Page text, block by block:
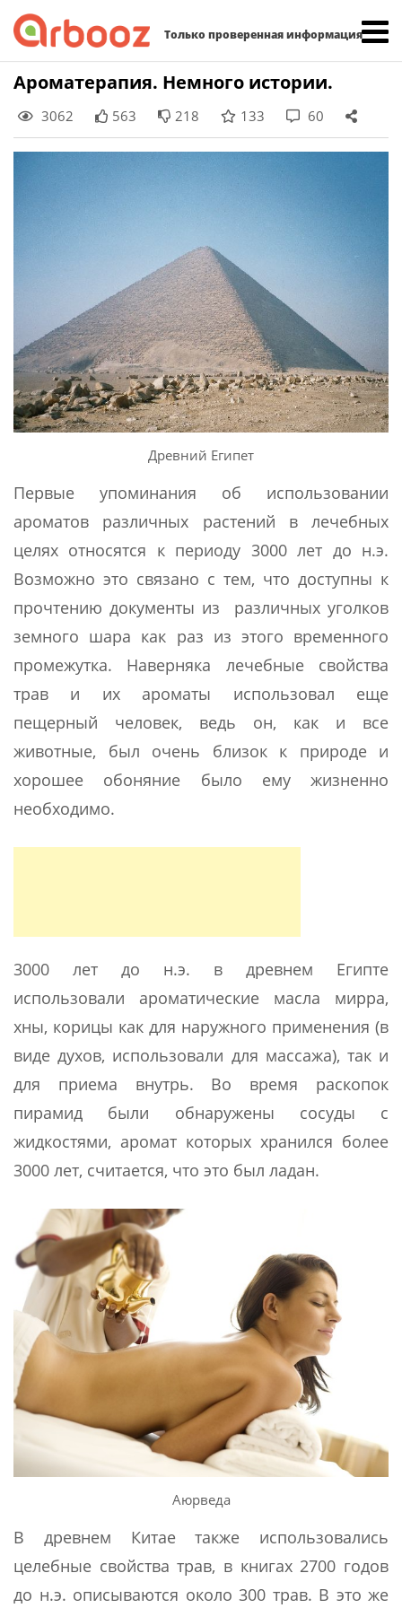
Только проверенная информация
Skip
content
Ароматерапия. Немного истории.
3062 563 218 133 60
Древний Египет
Первые упоминания об использовании
ароматов различных растений в лечебных
целях относятся к периоду 3000 лет до н.э.
Возможно это связано с тем, что доступны к
прочтению документы из различных уголков
земного шара как раз из этого временного
промежутка. Наверняка лечебные свойства
трав и их ароматы использовал еще
пещерный человек, ведь он, как и все
животные, был очень близок к природе и
хорошее обоняние было ему жизненно
необходимо.
3000 лет до н.э. в древнем Египте
использовали ароматические масла мирра,
хны, корицы как для наружного применения (в
виде духов, использовали для массажа), так и
для приема внутрь. Во время раскопок
пирамид были обнаружены сосуды с
жидкостями, аромат которых хранился более
3000 лет, считается, что это был ладан.
Аюрведа
В древнем Китае также использовались
целебные свойства трав, в книгах 2700 годов
до н.э. описываются около 300 трав. В это же
Найти: